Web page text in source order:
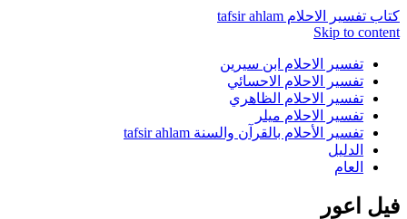
كتاب تفسير الاحلام tafsir ahlam
Skip to content
تفسير الاحلام ابن سيرين
تفسير الاحلام الاحسائي
تفسير الاحلام الظاهري
تفسير الاحلام ميلر
تفسير الأحلام بالقرآن والسنة tafsir ahlam
الدليل
العام
فيل اعور